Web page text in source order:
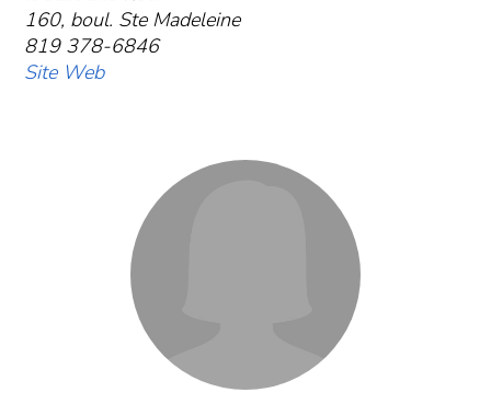
160, boul. Ste Madeleine
819 378-6846
Site Web